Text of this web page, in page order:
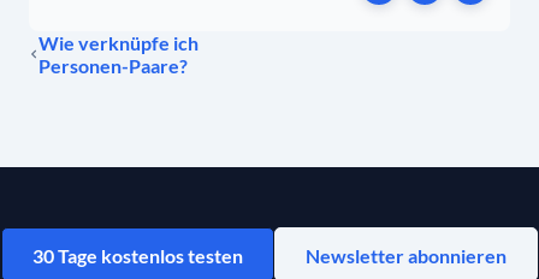
Wie verknüpfe ich
Personen-Paare?
30 Tage kostenlos testen Newsletter abonnieren